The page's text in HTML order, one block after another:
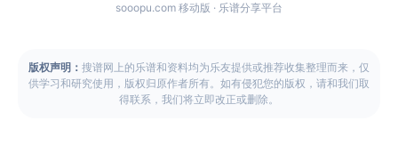
sooopu.com 移动版 · 乐谱分享平台
版权声明： 搜谱网上的乐谱和资料均为乐友提供或推荐收集整理而来，仅
供学习和研究使用，版权归原作者所有。如有侵犯您的版权，请和我们取
得联系，我们将立即改正或删除。